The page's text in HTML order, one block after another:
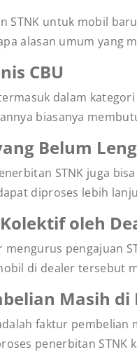
STNK untuk mobil
alasan umum yang
CBU
dalam
biasanya
Belum
STNK juga
diproses lebih
oleh
mengurus pengajuan
di dealer tersebut
Masih di
faktur
penerbitan STNK